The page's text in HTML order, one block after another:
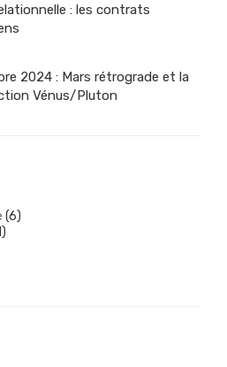
: les contrats
2024 : Mars rétrograde et la
Vénus/Pluton
(6)